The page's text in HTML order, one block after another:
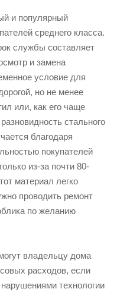
и популярный
среднего класса.
службы составляет
и замена
условие для
но не менее
или, как его чаще
стального
благодаря
покупателей
из-за почти 80-
материал легко
проводить ремонт
по желанию
владельцу дома
расходов, если
технологии